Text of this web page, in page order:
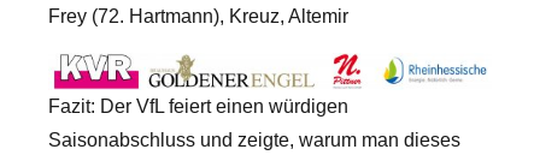
Frey (72. Hartmann), Kreuz, Altemir
Fazit: Der VfL feiert einen würdigen
Saisonabschluss und zeigte, warum man dieses